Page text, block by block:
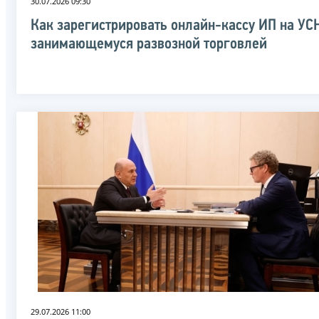
Как зарегистрировать онлайн-кассу ИП на
занимающемуся развозной торговлей
29.07.2026 11:00